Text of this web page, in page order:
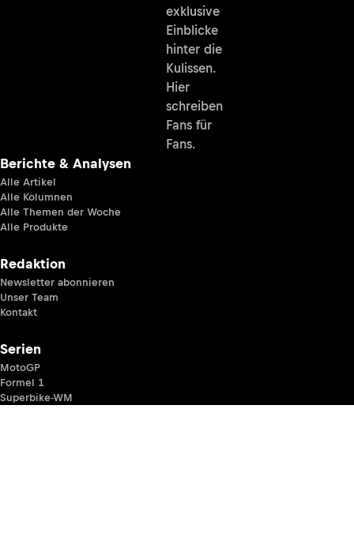
exklusive
Einblicke
hinter die
Kulissen.
Hier
schreiben
Fans für
Fans.
Berichte & Analysen
Alle Artikel
Alle Kolumnen
Alle Themen der Woche
Alle Produkte
Redaktion
Newsletter abonnieren
Unser Team
Kontakt
Serien
MotoGP
Formel 1
Superbike-WM